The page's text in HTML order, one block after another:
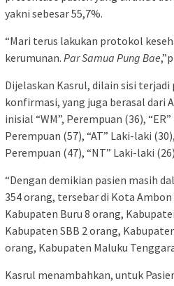
yakni sebesar 55,7%.
“Mari terus lakukan protokol
kerumunan. Par Samua Pung Bae
Dijelaskan Kasrul, dilain sisi terjadi
konfirmasi, yang juga berasal dari
inisial “WM”, Perempuan (36),
Perempuan (57), “AT” Laki-laki
Perempuan (47), “NT” Laki-laki
“Dengan demikian pasien masih
354 orang, tersebar di Kota Ambon
Kabupaten Buru 8 orang,
Kabupaten SBB 2 orang,
orang, Kabupaten Maluku
Kasrul menambahkan, untuk